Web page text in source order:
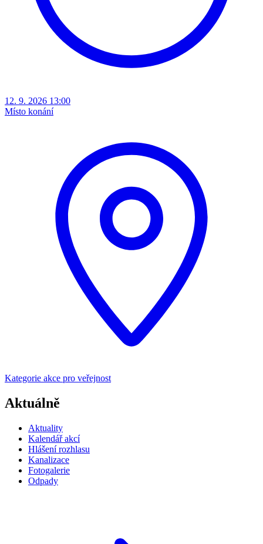
12. 9. 2026 13:00
Místo konání
Kategorie akce pro veřejnost
Aktuálně
Aktuality
Kalendář akcí
Hlášení rozhlasu
Kanalizace
Fotogalerie
Odpady